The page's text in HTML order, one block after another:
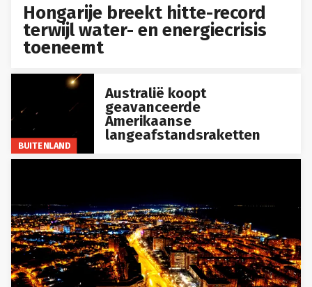
Hongarije breekt hitte-record
terwijl water- en energiecrisis
toeneemt
BUITENLAND
Australië koopt
geavanceerde
Amerikaanse
langeafstandsraketten